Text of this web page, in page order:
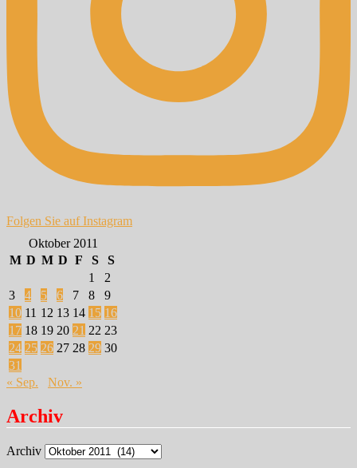
Folgen Sie auf Instagram
Oktober 2011
M D M D F S
S
1
2
3
4 5 6 7 8
9
10 11 12 13 14 15 16
17 18 19 20 21 22 23
24 25 26 27 28 29 30
31
« Sep.
Nov. »
Archiv
Archiv